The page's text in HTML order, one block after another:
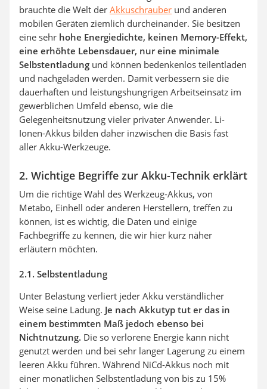
brauchte die Welt der Akkuschrauber und anderen
mobilen Geräten ziemlich durcheinander. Sie besitzen
eine sehr hohe Energiedichte, keinen Memory-Effekt,
eine erhöhte Lebensdauer, nur eine minimale
Selbstentladung und können bedenkenlos teilentladen
und nachgeladen werden. Damit verbessern sie die
dauerhaften und leistungshungrigen Arbeitseinsatz im
gewerblichen Umfeld ebenso, wie die
Gelegenheitsnutzung vieler privater Anwender. Li-
Ionen-Akkus bilden daher inzwischen die Basis fast
aller Akku-Werkzeuge.
2. Wichtige Begriffe zur Akku-Technik erklärt
Um die richtige Wahl des Werkzeug-Akkus, von
Metabo, Einhell oder anderen Herstellern, treffen zu
können, ist es wichtig, die Daten und einige
Fachbegriffe zu kennen, die wir hier kurz näher
erläutern möchten.
2.1. Selbstentladung
Unter Belastung verliert jeder Akku verständlicher
Weise seine Ladung. Je nach Akkutyp tut er das in
einem bestimmten Maß jedoch ebenso bei
Nichtnutzung. Die so verlorene Energie kann nicht
genutzt werden und bei sehr langer Lagerung zu einem
leeren Akku führen. Während NiCd-Akkus noch mit
einer monatlichen Selbstentladung von bis zu 15%